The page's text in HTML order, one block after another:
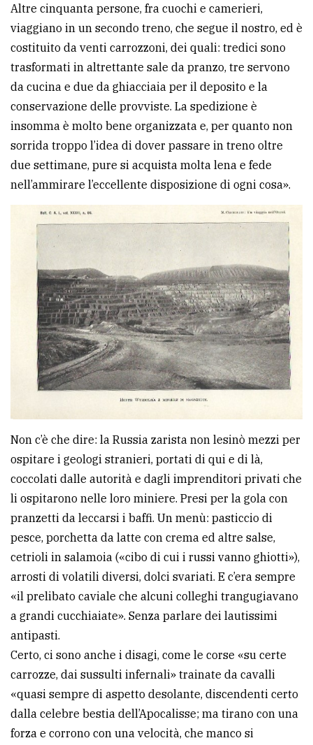
Altre cinquanta persone, fra cuochi e camerieri,
viaggiano in un secondo treno, che segue il nostro, ed è
costituito da venti carrozzoni, dei quali: tredici sono
trasformati in altrettante sale da pranzo, tre servono
da cucina e due da ghiacciaia per il deposito e la
conservazione delle provviste. La spedizione è
insomma è molto bene organizzata e, per quanto non
sorrida troppo l’idea di dover passare in treno oltre
due settimane, pure si acquista molta lena e fede
nell’ammirare l’eccellente disposizione di ogni cosa».
Non c’è che dire: la Russia zarista non lesinò mezzi per
ospitare i geologi stranieri, portati di qui e di là,
coccolati dalle autorità e dagli imprenditori privati che
li ospitarono nelle loro miniere. Presi per la gola con
pranzetti da leccarsi i baffi. Un menù: pasticcio di
pesce, porchetta da latte con crema ed altre salse,
cetrioli in salamoia («cibo di cui i russi vanno ghiotti»),
arrosti di volatili diversi, dolci svariati. E c’era sempre
«il prelibato caviale che alcuni colleghi trangugiavano
a grandi cucchiaiate». Senza parlare dei lautissimi
antipasti.
Certo, ci sono anche i disagi, come le corse «su certe
carrozze, dai sussulti infernali» trainate da cavalli
«quasi sempre di aspetto desolante, discendenti certo
dalla celebre bestia dell’Apocalisse; ma tirano con una
forza e corrono con una velocità, che manco si